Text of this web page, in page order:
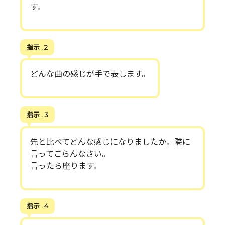
す。
指示 . 2
どんな曲の感じが手で表します。
指示 . 3
先と比べてどんな感じになりましたか。隣に
言ってごらんなさい。
言ったら座ります。
指示 . 4